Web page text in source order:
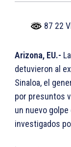
87 22
Arizona, EU.-
detuvieron al
Sinaloa, el
por presuntos
un nuevo
investigados